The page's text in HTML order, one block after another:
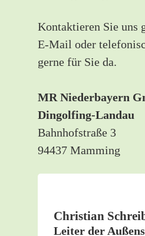
Kontaktieren Sie uns
E-Mail oder
gerne für Sie da.
MR Niederbayern
Dingolfing-Landau
Bahnhofstraße 3
94437 Mamming
Christian
Leiter der